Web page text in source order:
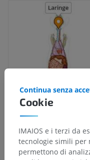
Cookie
Continua senza
IMAIOS e i terzi da
tecnologie simili per
permettono di